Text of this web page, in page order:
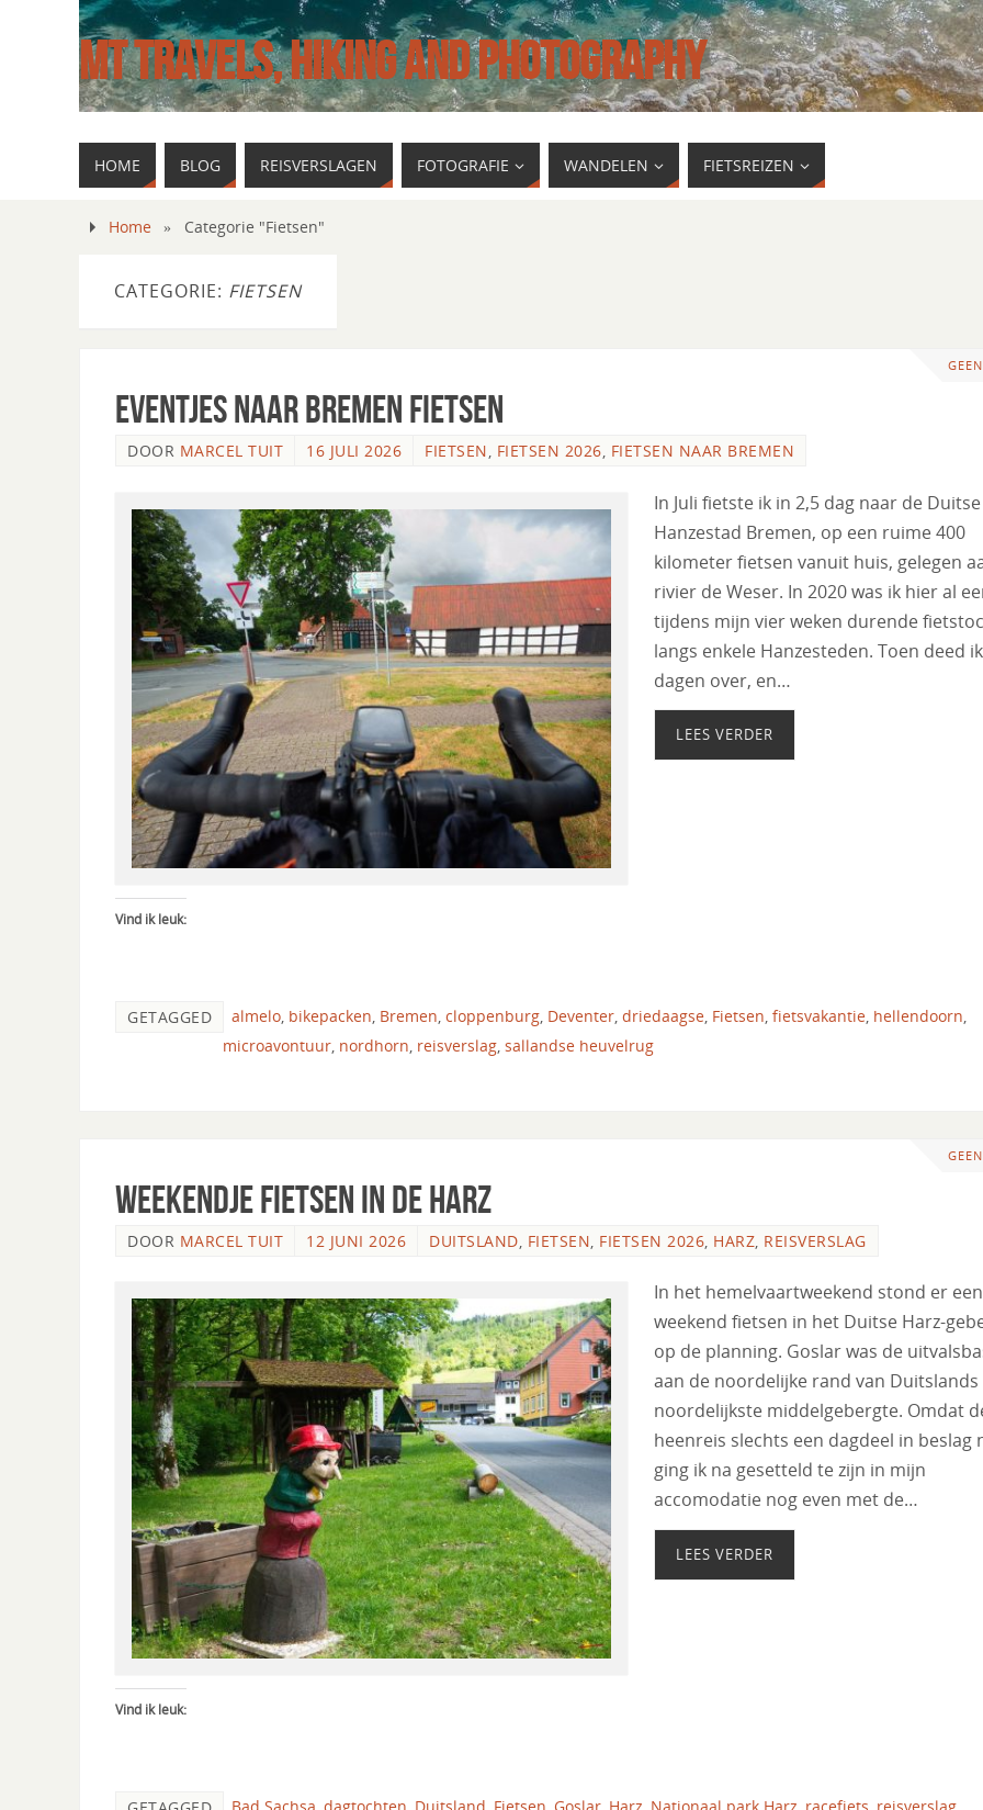
MT TRAVELS, HIKING AND PHOTOGRAPHY
HOME BLOG REISVERSLAGEN FOTOGRAFIE WANDELEN FIETSREIZEN
Home » Categorie "Fietsen"
CATEGORIE: FIETSEN
Eventjes naar Bremen fietsen
DOOR MARCEL TUIT 16 JULI 2026 FIETSEN, FIETSEN 2026, FIETSEN NAAR BREMEN
In Juli fietste ik in 2,5 dag naar de Duitse
Hanzestad Bremen, op een ruime 400
kilometer fietsen vanuit huis, gelegen
rivier de Weser. In 2020 was ik hier al
tijdens mijn vier weken durende
langs enkele Hanzesteden. Toen deed
dagen over, en…
LEES VERDER
Vind ik leuk:
GETAGGED almelo, bikepacken, Bremen, cloppenburg, Deventer, driedaagse, Fietsen, fietsvakantie, hellendoorn,
microavontuur, nordhorn, reisverslag, sallandse heuvelrug
Weekendje fietsen in de Harz
DOOR MARCEL TUIT 12 JUNI 2026 DUITSLAND FIETSEN FIETSEN 2026 HARZ REISVERSLAG
In het hemelvaartweekend stond er
weekend fietsen in het Duitse Harz-
op de planning. Goslar was de
aan de noordelijke rand van Duitslands
noordelijkste middelgebergte. Omdat
heenreis slechts een dagdeel in beslag
ging ik na gesetteld te zijn in mijn
accomodatie nog even met de…
LEES VERDER
Vind ik leuk: